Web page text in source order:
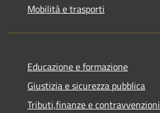
Mobilità e trasporti
Educazione e formazione
Giustizia e sicurezza pubblica
Tributi,finanze e contravvenzioni